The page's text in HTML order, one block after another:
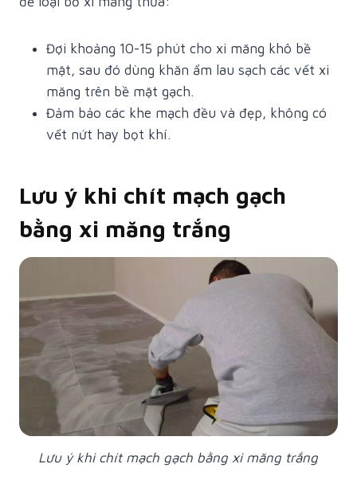
Đợi khoảng 10-15 phút cho xi măng khô bề
mặt, sau đó dùng khăn ẩm lau sạch các vết xi
măng trên bề mặt gạch.
Đảm bảo các khe mạch đều và đẹp, không có
vết nứt hay bọt khí.
Lưu ý khi chít mạch gạch
bằng xi măng trắng
Lưu ý khi chít mạch gạch bằng xi măng trắng